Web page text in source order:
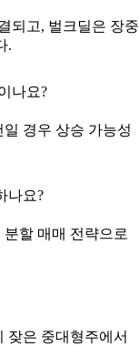
되고, 벌크딜은 장중
.
나요?
경우 상승 가능성
나요?
할 매매 전략으로
잦은 중대형주에서